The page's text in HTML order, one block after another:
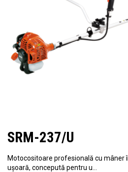
SRM-237/U
Motocositoare profesională cu mâner
ușoară, concepută pentru u…